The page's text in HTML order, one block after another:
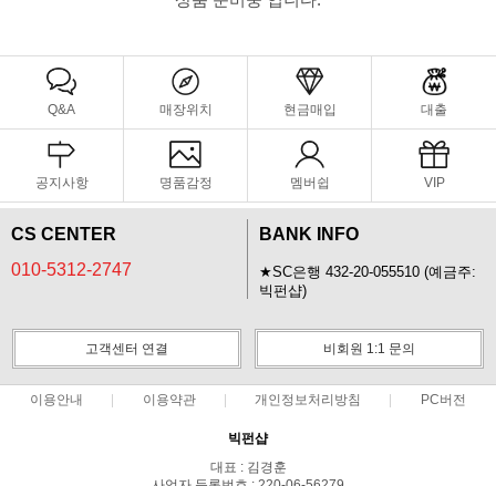
Q&A 매장위치 현금매입 대출
공지사항 명품감정 멤버쉽 VIP
CS CENTER
010-5312-2747
BANK INFO
★SC은행 432-20-055510 (예금주:
빅펀샵)
고객센터 연결 비회원 1:1 문의
이용안내 이용약관 개인정보처리방침 PC버전
빅펀샵
대표 : 김경훈